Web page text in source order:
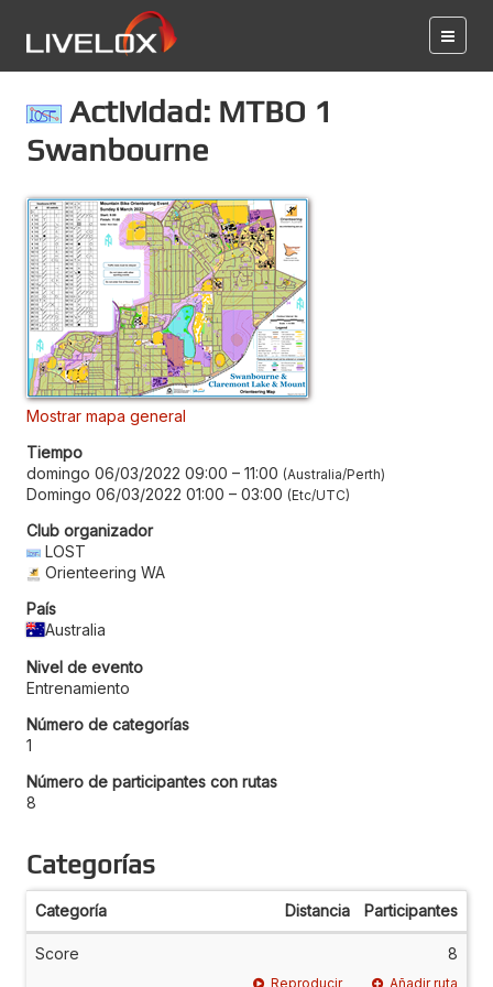
Actividad: MTBO 1
Swanbourne
Mostrar mapa general
Tiempo
domingo 06/03/2022 09:00 – 11:00 Australia/Perth
Domingo 06/03/2022 01:00 – 03:00 Etc/UTC
Club organizador
LOST
Orienteering WA
País
Australia
Nivel de evento
Entrenamiento
Número de categorías
1
Número de participantes con rutas
8
Categorías
Categoría Distancia Participantes
Score 8
Reproducir Añadir ruta